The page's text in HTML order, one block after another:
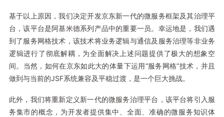
基于以上原因，我们决定开发京东新一代的微服务框架及其治理平
台，该平台是阿基米德系列产品中的重要一员。幸运地是，我们遇
到了服务网格技术，该技术将业务逻辑与通信及服务治理等非业务
逻辑进行了彻底解耦，为全面解决上述问题提供了极大的想象空
间。当然，如何在京东如此大的体量下运用“服务网格”技术，并且
做到与当前的JSF系统兼容及平稳过渡，是一个巨大挑战。
此外，我们将重新定义新一代的微服务治理平台，该平台将引入服
务集市的概念，为开发者提供集中、全面、准确的微服务知识体